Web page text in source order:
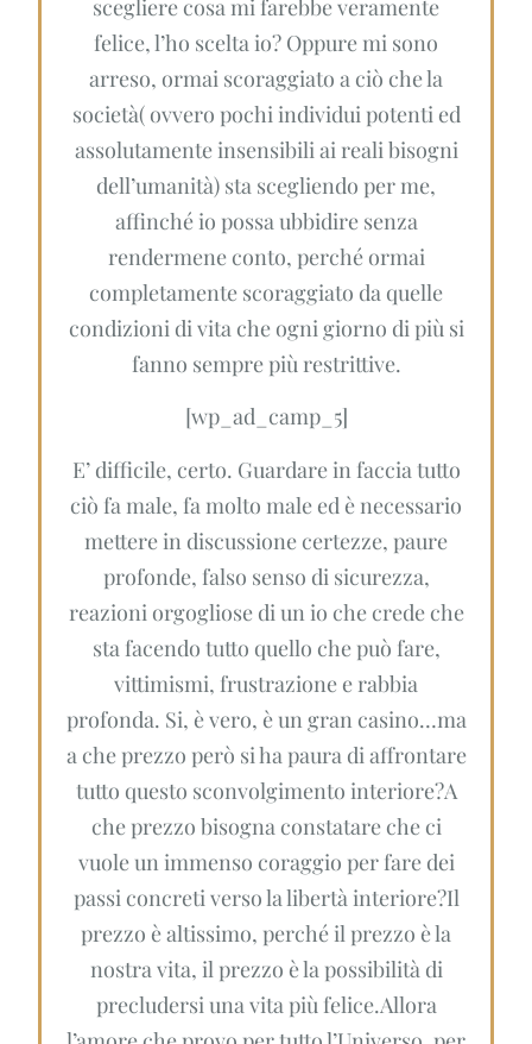
scegliere cosa mi farebbe veramente
felice, l’ho scelta io? Oppure mi sono
arreso, ormai scoraggiato a ciò che la
società( ovvero pochi individui potenti ed
assolutamente insensibili ai reali bisogni
dell’umanità) sta scegliendo per me,
affinché io possa ubbidire senza
rendermene conto, perché ormai
completamente scoraggiato da quelle
condizioni di vita che ogni giorno di più si
fanno sempre più restrittive.
[wp_ad_camp_5]
E’ difficile, certo. Guardare in faccia tutto
ciò fa male, fa molto male ed è necessario
mettere in discussione certezze, paure
profonde, falso senso di sicurezza,
reazioni orgogliose di un io che crede che
sta facendo tutto quello che può fare,
vittimismi, frustrazione e rabbia
profonda. Si, è vero, è un gran casino…ma
a che prezzo però si ha paura di affrontare
tutto questo sconvolgimento interiore?A
che prezzo bisogna constatare che ci
vuole un immenso coraggio per fare dei
passi concreti verso la libertà interiore?Il
prezzo è altissimo, perché il prezzo è la
nostra vita, il prezzo è la possibilità di
precludersi una vita più felice.Allora